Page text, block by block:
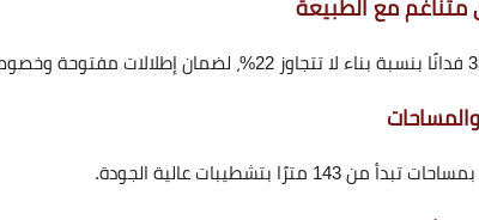
بنسبة بناء لا تتجاوز 22% ، لضمان إطلالات مفتوحة
تبدأ من143 مترًا بتشطيبات عالية الجودة.